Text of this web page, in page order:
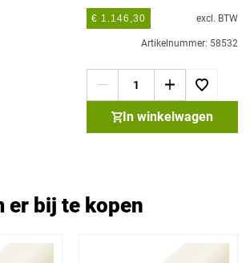
€ 1.146,30 excl. BTW
Artikelnummer: 58532
In winkelwagen
er bij te kopen